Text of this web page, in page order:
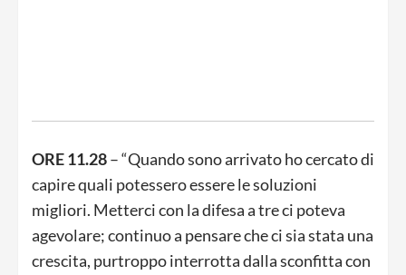
ORE 11.28– “Quando sono arrivato ho cercato di
capire quali potessero essere le soluzioni
migliori. Metterci con la difesa a tre ci poteva
agevolare; continuo a pensare che ci sia stata una
crescita, purtroppo interrotta dalla sconfitta con